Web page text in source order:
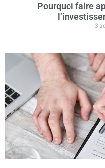
Pourquoi faire
3